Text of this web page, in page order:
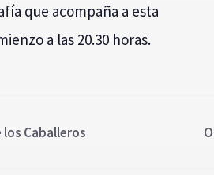
que acompaña a esta
a las 20.30 horas.
los Caballeros